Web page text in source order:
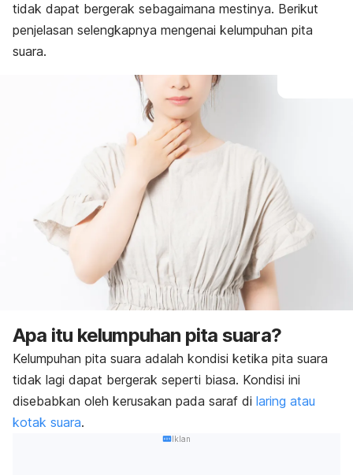
tidak dapat bergerak sebagaimana mestinya. Berikut
penjelasan selengkapnya mengenai kelumpuhan pita
suara.
Apa itu kelumpuhan pita suara?
Kelumpuhan pita suara adalah kondisi ketika pita suara
tidak lagi dapat bergerak seperti biasa. Kondisi ini
disebabkan oleh kerusakan pada saraf di laring atau
kotak suara.
Iklan